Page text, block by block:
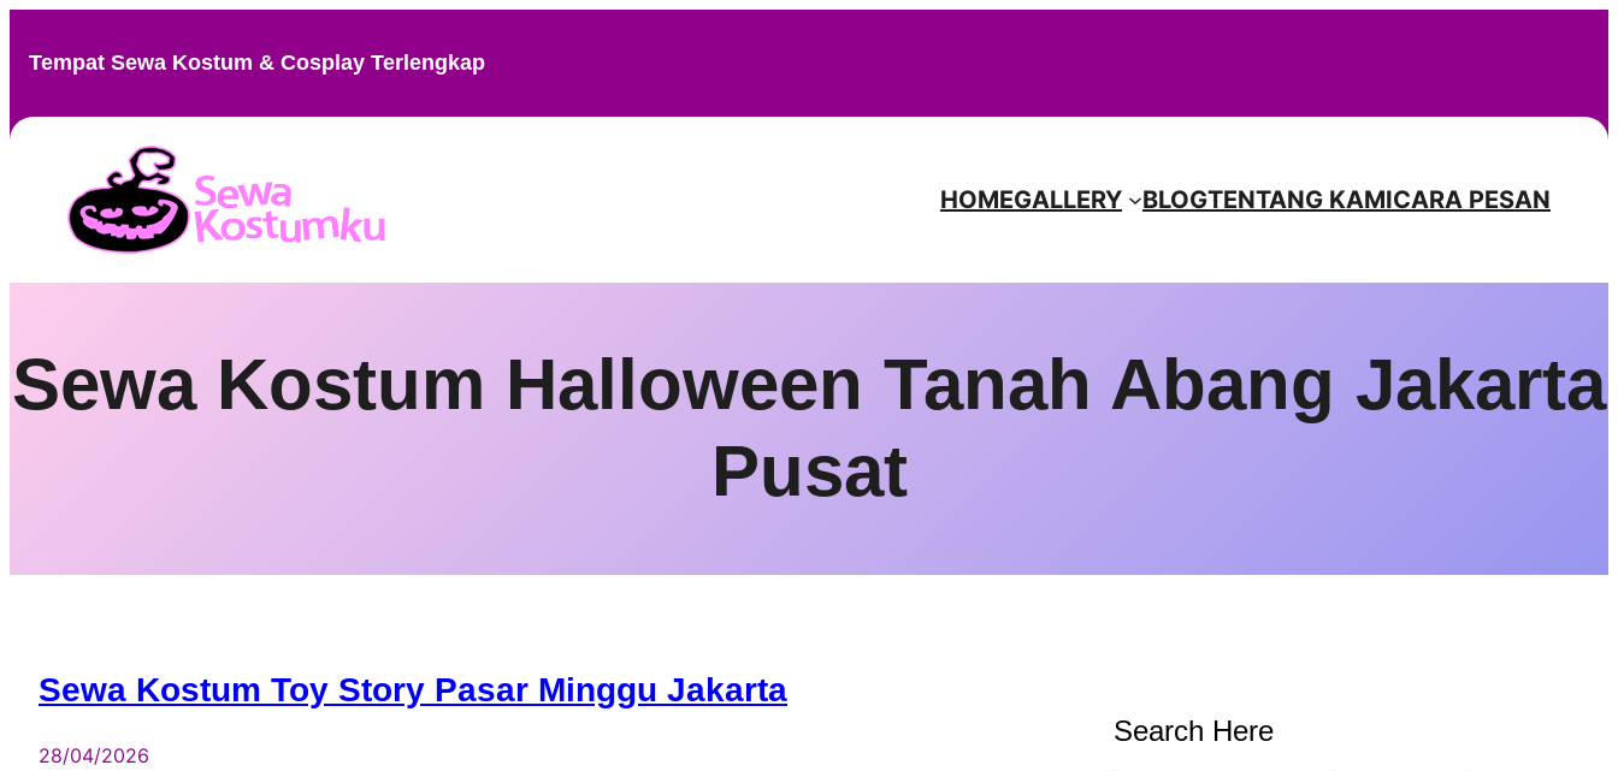
content
Tempat Sewa Kostum & Cosplay Terlengkap
HOMEGALLERY BLOGTENTANG KAMICARA PESAN
Sewa Kostum Halloween Tanah Abang Jakarta
Pusat
Sewa Kostum Toy Story Pasar Minggu Jakarta
28/04/2026
Search Here